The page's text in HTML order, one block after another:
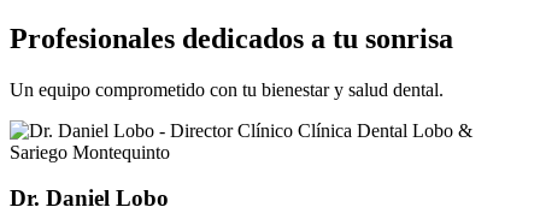
Profesionales dedicados a tu sonrisa
Un equipo comprometido con tu bienestar y salud dental.
Dr. Daniel Lobo